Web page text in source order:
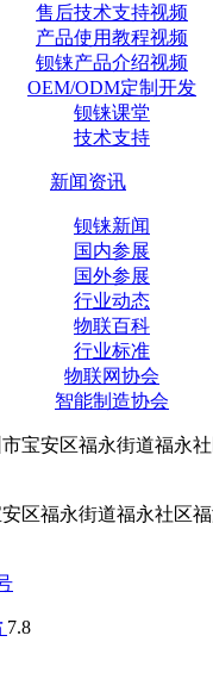
售后技术支持视频
产品使用教程视频
钡铼产品介绍视频
OEM/ODM定制开发
钡铼课堂
技术支持
新闻资讯
钡铼新闻
国内参展
国外参展
行业动态
物联百科
行业标准
物联网协会
智能制造协会
宝安区福永街道福永
区福永街道福永社区
7.8